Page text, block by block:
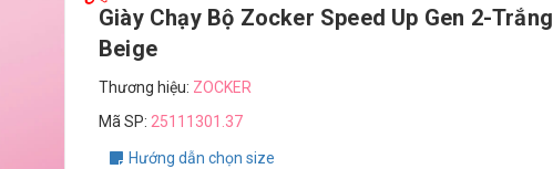
Giày Chạy Bộ Zocker Speed Up Gen 2-Trắng
Beige
Thương hiệu: ZOCKER
Mã SP: 25111301.37
Hướng dẫn chọn size